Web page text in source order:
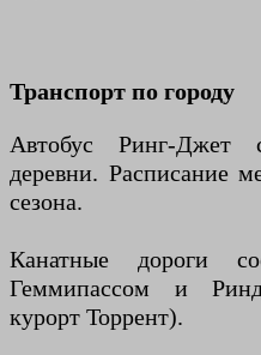
Транспорт по городу
Автобус Ринг-Джет
деревни. Расписание
сезона.
Канатные дороги
Геммипассом и
курорт Торрент).